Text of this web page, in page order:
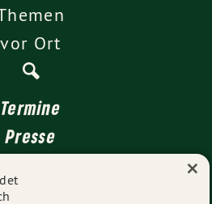
vor Ort
Termine
Presse
×